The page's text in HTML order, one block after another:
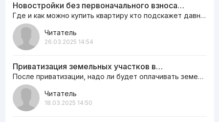
Новостройки без первоначального взноса…
Где и как можно купить квартиру кто подскажет давно мечтаю жить в…
Читатель
26.03.2025 14:54
Приватизация земельных участков в…
После приватизации, надо ли будет оплачивать земельный налог ежегодно или нет
Читатель
18.03.2025 14:50